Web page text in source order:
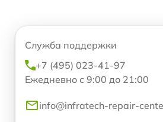
Служба поддержки
+7 (495) 023-41-97
Ежедневно с 9:00 до 21:00
info@infratech-repair-